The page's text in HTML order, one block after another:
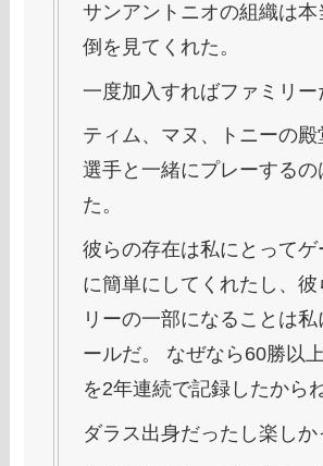
サンアントニオの組織は
倒を見てくれた。
一度加入すればファミリー
ティム、マヌ、トニーの殿
選手と一緒にプレーするの
た。
彼らの存在は私にとってゲ
に簡単にしてくれたし、彼
リーの一部になることは私
ールだ。 なぜなら60勝以
を2年連続で記録したからね
ダラス出身だったし楽しか